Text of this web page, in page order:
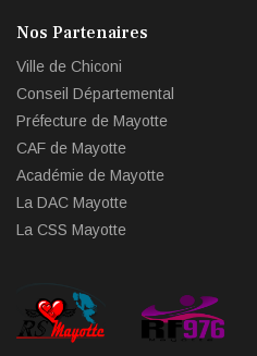
Nos Partenaires
Ville de Chiconi
Conseil Départemental
Préfecture de Mayotte
CAF de Mayotte
Académie de Mayotte
La DAC Mayotte
La CSS Mayotte